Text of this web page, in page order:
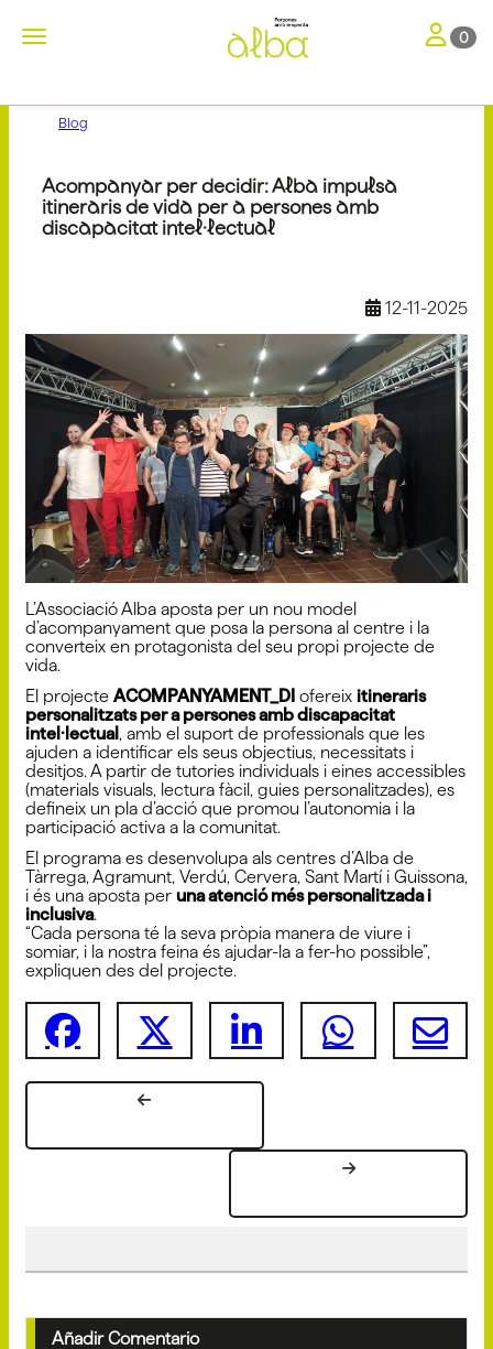
Toggle navigation Toggle
0
Blog
Acompanyar per decidir: Alba impulsa
itineraris de vida per a persones amb
discapacitat intel·lectual
12-11-2025
L’Associació Alba aposta per un nou model
d’acompanyament que posa la persona al centre i la
converteix en protagonista del seu propi projecte de
vida.
El projecte ACOMPANYAMENT_DI ofereix itineraris
personalitzats per a persones amb discapacitat
intel·lectual , amb el suport de professionals que les
ajuden a identificar els seus objectius, necessitats i
desitjos. A partir de tutories individuals i eines accessibles
(materials visuals, lectura fàcil, guies personalitzades), es
defineix un pla d’acció que promou l’autonomia i la
participació activa a la comunitat.
El programa es desenvolupa als centres d’Alba de
Tàrrega, Agramunt, Verdú, Cervera, Sant Martí i Guissona,
i és una aposta per una atenció més personalitzada i
inclusiva.
“Cada persona té la seva pròpia manera de viure i
somiar, i la nostra feina és ajudar-la a fer-ho possible”,
expliquen des del projecte.
Añadir Comentario